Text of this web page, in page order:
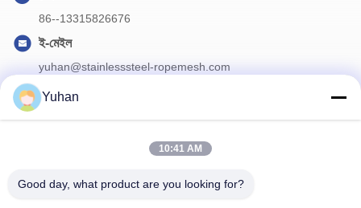
86--13315826676
ই-মেইল
yuhan@stainlesssteel-ropemesh.com
ডিসকাউন্ট এবং আরো জন্য আমাদের নিউজলেটার সদস্যতা.
Yuhan
10:41 AM
Good day, what product are you looking for?